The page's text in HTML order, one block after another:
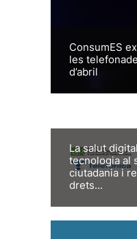
ConsumES
les
d’abril
La salut
tecnologia al
ciutadania i
drets...